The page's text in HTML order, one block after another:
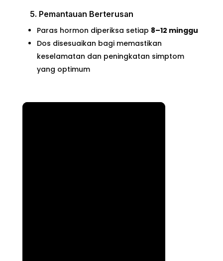
5. Pemantauan Berterusan
Paras hormon diperiksa setiap 8–12 minggu
Dos disesuaikan bagi memastikan
keselamatan dan peningkatan simptom
yang optimum